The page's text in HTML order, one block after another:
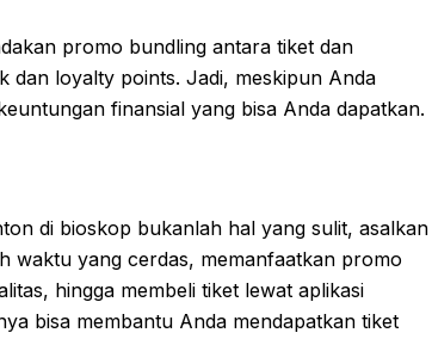
promo bundling antara tiket dan
dan loyalty points. Jadi, meskipun Anda
finansial yang bisa Anda dapatkan.
di bioskop bukanlah hal yang sulit, asalkan
waktu yang cerdas, memanfaatkan promo
hingga membeli tiket lewat aplikasi
bisa membantu Anda mendapatkan tiket